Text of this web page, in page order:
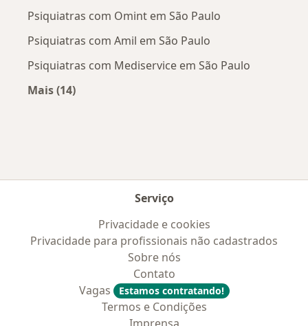
Psiquiatras com Omint em São Paulo
Psiquiatras com Amil em São Paulo
Psiquiatras com Mediservice em São Paulo
Mais (14)
Serviço
Privacidade e cookies
Privacidade para profissionais não cadastrados
Sobre nós
Contato
Vagas
Estamos contratando!
Termos e Condições